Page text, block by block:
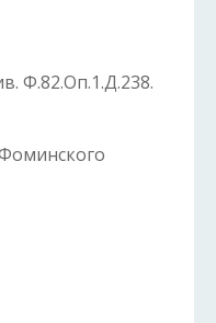
Ф.82.Оп.1.Д.238.